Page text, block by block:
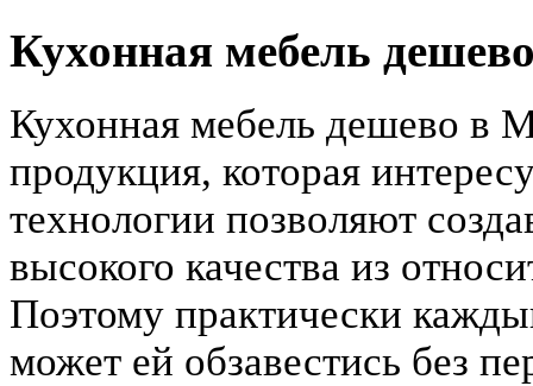
Кухонная мебель
Кухонная мебель дешево в
продукция, которая
технологии позволяют
высокого качества из
Поэтому практически
может ей обзавестись без